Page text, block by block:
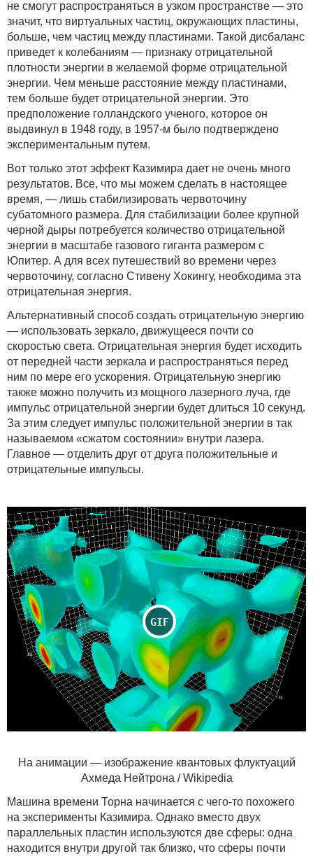
не смогут распространяться в узком пространстве — это
значит, что виртуальных частиц, окружающих пластины,
больше, чем частиц между пластинами. Такой дисбаланс
приведет к колебаниям — признаку отрицательной
плотности энергии в желаемой форме отрицательной
энергии. Чем меньше расстояние между пластинами,
тем больше будет отрицательной энергии. Это
предположение голландского ученого, которое он
выдвинул в 1948 году, в 1957-м было подтверждено
экспериментальным путем.
Вот только этот эффект Казимира дает не очень много
результатов. Все, что мы можем сделать в настоящее
время, — лишь стабилизировать червоточину
субатомного размера. Для стабилизации более крупной
черной дыры потребуется количество отрицательной
энергии в масштабе газового гиганта размером с
Юпитер. А для всех путешествий во времени через
червоточину, согласно Стивену Хокингу, необходима эта
отрицательная энергия.
Альтернативный способ создать отрицательную энергию
— использовать зеркало, движущееся почти со
скоростью света. Отрицательная энергия будет исходить
от передней части зеркала и распространяться перед
ним по мере его ускорения. Отрицательную энергию
также можно получить из мощного лазерного луча, где
импульс отрицательной энергии будет длиться 10 секунд.
За этим следует импульс положительной энергии в так
называемом «сжатом состоянии» внутри лазера.
Главное — отделить друг от друга положительные и
отрицательные импульсы.
На анимации — изображение квантовых флуктуаций
Ахмеда Нейтрона / Wikipedia
Машина времени Торна начинается с чего-то похожего
на эксперименты Казимира. Однако вместо двух
параллельных пластин используются две сферы: одна
находится внутри другой так близко, что сферы почти